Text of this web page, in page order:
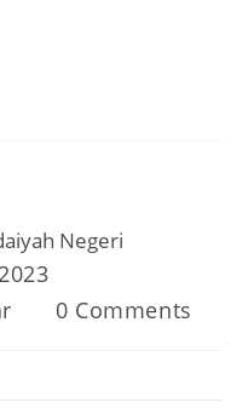
Negeri
Post
0 Comments